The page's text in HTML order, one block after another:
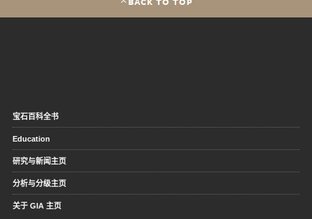
宝石百科全书
Education
研究与新闻主页
分析与分级主页
关于 GIA 主页